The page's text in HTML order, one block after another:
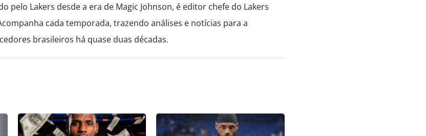
pelo Lakers desde a era de Magic Johnson, é editor chefe do Lakers
cada temporada, trazendo análises e notícias para a
brasileiros há quase duas décadas.